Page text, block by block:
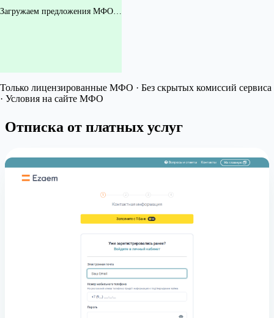
Загружаем предложения МФО…
Только лицензированные МФО · Без скрытых комиссий сервиса
· Условия на сайте МФО
Отписка от платных услуг